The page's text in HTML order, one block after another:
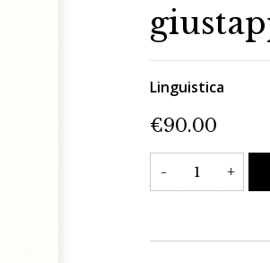
Linguistica
€90.00
-
Sintassi
storica
e
+